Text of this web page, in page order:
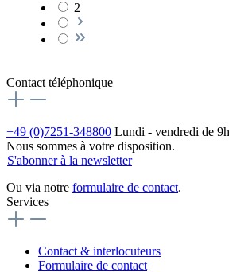
2
Contact téléphonique
+49 (0)7251-348800 Lundi - vendredi de
Nous sommes à votre disposition.
S'abonner à la newsletter
Ou via notre formulaire de contact.
Services
Contact & interlocuteurs
Formulaire de contact